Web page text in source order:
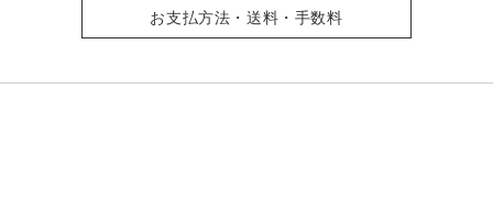
お支払方法・送料・手数料